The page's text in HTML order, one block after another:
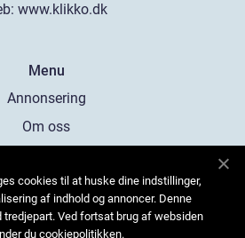
www.klikko.dk
Menu
Annonsering
Om oss
Kontakta oss
Sitemap
cookies til at huske dine indstillinger,
af indhold og annoncer. Denne
tredjepart. Ved fortsat brug af websiden
du cookiepolitikken.